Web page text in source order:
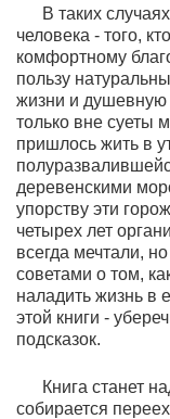
В таких случаях
человека - того,
комфортному
пользу
жизни и душевную
только вне суеты
пришлось жить в
деревенскими
упорству эти
четырех лет
всегда мечтали,
советами о том,
наладить жизнь в
этой книги -
подсказок.
Книга станет
собирается